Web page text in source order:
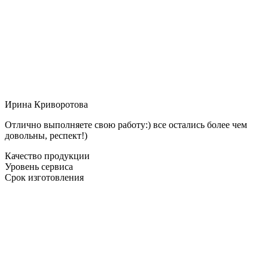
Ирина Криворотова
Отлично выполняете свою работу:) все остались более чем
довольны, респект!)
Качество продукции
Уровень сервиса
Срок изготовления